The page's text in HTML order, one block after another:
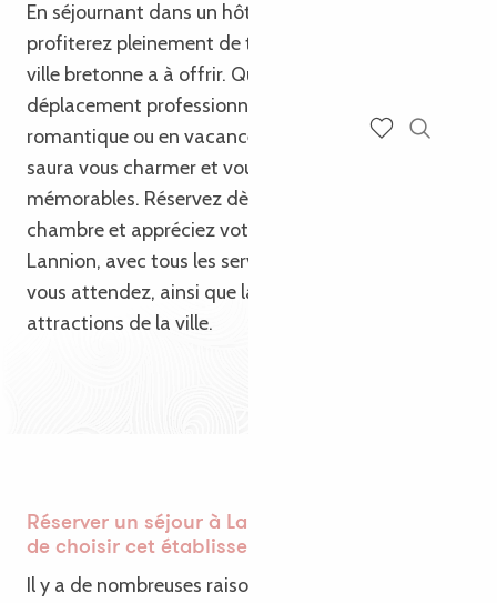
En séjournant dans un hôtel à Lannion, vous
profiterez pleinement de tout ce que cette belle
ville bretonne a à offrir. Que vous soyez en
déplacement professionnel, en escapade
romantique ou en vacances en famille, Lannion
saura vous charmer et vous laisser des souvenirs
mémorables. Réservez dès maintenant votre
chambre et appréciez votre séjour dans un hôtel à
Lannion, avec tous les services et le confort que
vous attendez, ainsi que la proximité avec les
attractions de la ville.
Réserver un séjour à Lannion : les avantages
de choisir cet établissement
Il y a de nombreuses raisons de choisir Lannion